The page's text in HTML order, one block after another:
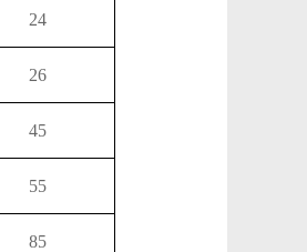
24
26
45
55
85